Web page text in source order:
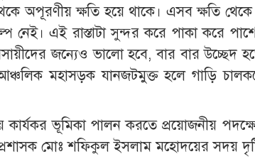
অপূরণীয় ক্ষতি হয়ে থাকে। এসব ক্ষতি
নেই। এই রাস্তাটা সুন্দর করে পাকা করে
জন্যেও ভালো হবে, বার বার উচ্ছেদ
মহাসড়ক যানজটমুক্ত হলে গাড়ি
কার্যকর ভূমিকা পালন করতে প্রয়োজনীয়
মোঃ শফিকুল ইসলাম মহোদয়ের সদয়